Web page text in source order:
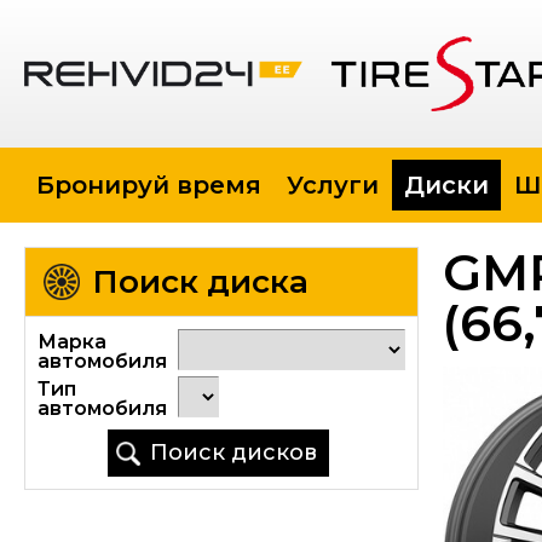
Бронируй время Услуги Диски
Поиск диска
Марка
автомобиля
Тип
автомобиля